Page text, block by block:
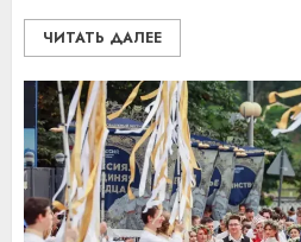
ЧИТАТЬ ДАЛЕЕ